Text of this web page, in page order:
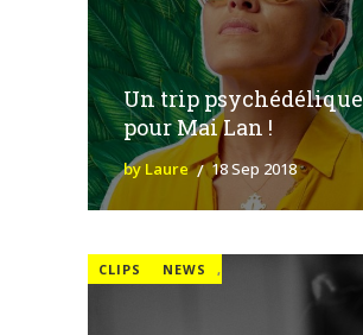
Un trip psychédélique
pour Mai Lan !
by Laure 18 Sep 2018
CLIPS ,
NEWS